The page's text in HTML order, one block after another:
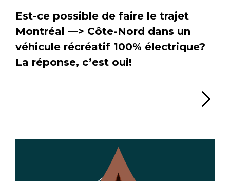
Est-ce possible de faire le trajet
Montréal —> Côte-Nord dans un
véhicule récréatif 100% électrique?
La réponse, c’est oui!